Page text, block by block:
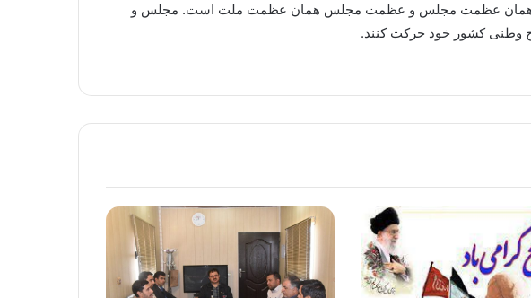
همان عظمت مجلس و عظمت مجلس همان عظمت ملت است. مجلس و
وطنی کشور خود حرکت کنند.